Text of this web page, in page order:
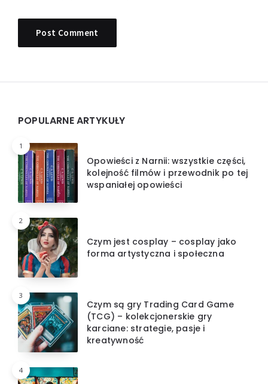
Widgets
POPULARNE ARTYKUŁY
1
Opowieści z Narnii: wszystkie części,
kolejność filmów i przewodnik po tej
wspaniałej opowieści
2
Czym jest cosplay – cosplay jako
forma artystyczna i społeczna
3
Czym są gry Trading Card Game
(TCG) – kolekcjonerskie gry
karciane: strategie, pasje i
kreatywność
4